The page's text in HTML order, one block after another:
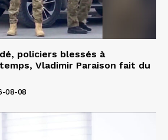
policiers blessés à
Vladimir Paraison fait du
08-08